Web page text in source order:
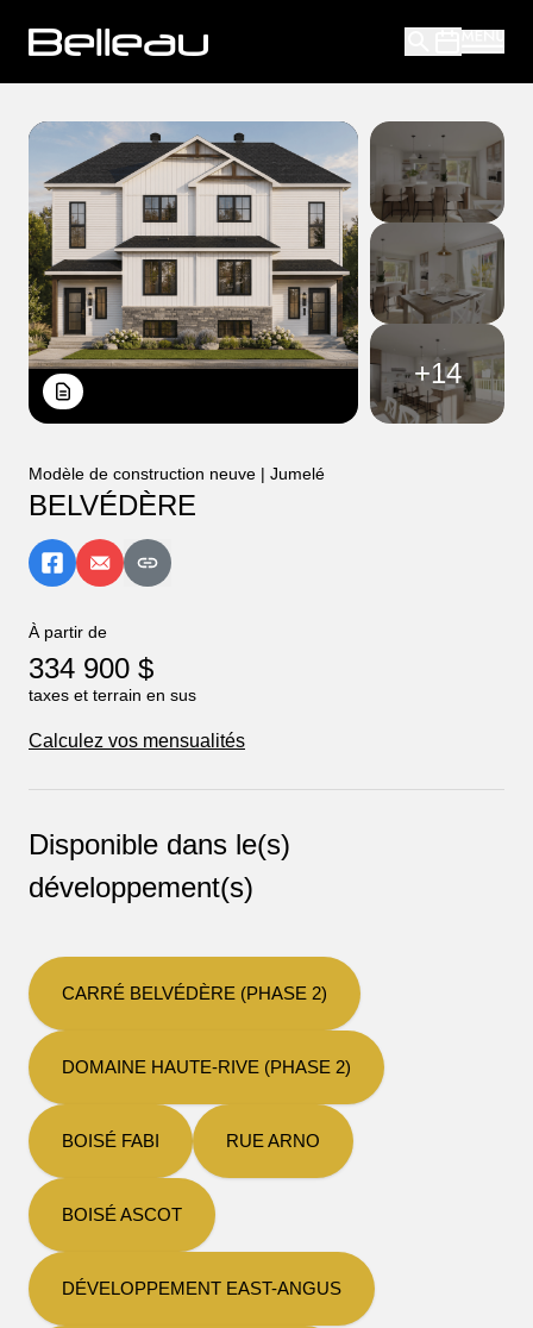
+14
Modèle de construction neuve | Jumelé
BELVÉDÈRE
À partir de
334 900 $
taxes et terrain en sus
Calculez vos mensualités
Disponible dans le(s)
développement(s)
CARRÉ BELVÉDÈRE (PHASE 2)
DOMAINE HAUTE-RIVE (PHASE 2)
BOISÉ FABI RUE ARNO
BOISÉ ASCOT
DÉVELOPPEMENT EAST-ANGUS